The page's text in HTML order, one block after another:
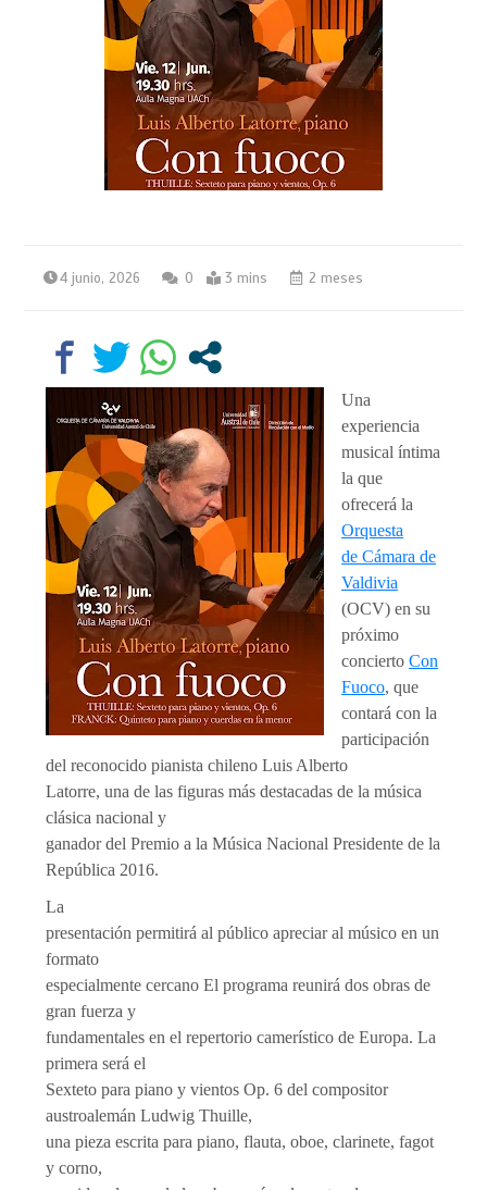
4 junio, 2026 0 3 mins 2 meses
Una
experiencia
musical íntima
la que
ofrecerá la
Orquesta
de Cámara de
Valdivia
(OCV) en su
próximo
conciertoCon
Fuoco, que
contará con la
participación
del reconocido pianista chileno Luis Alberto
Latorre, una de las figuras más destacadas de la música
clásica nacional y
ganador del Premio a la Música Nacional Presidente de la
República 2016.
La
presentación permitirá al público apreciar al músico en un
formato
especialmente cercano El programa reunirá dos obras de
gran fuerza y
fundamentales en el repertorio camerístico de Europa. La
primera será el
Sexteto para piano y vientos Op. 6 del compositor
austroalemán Ludwig Thuille,
una pieza escrita para piano, flauta, oboe, clarinete, fagot
y corno,